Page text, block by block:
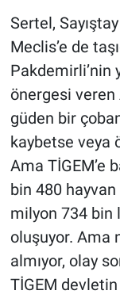
Sertel,
Meclis’e de
Pakdemirli’nin
önergesi veren
güden bir
kaybetse veya
Ama TİGEM’e
bin 480 hayvan
milyon 734 bin
oluşuyor. Ama
almıyor, olay
TİGEM